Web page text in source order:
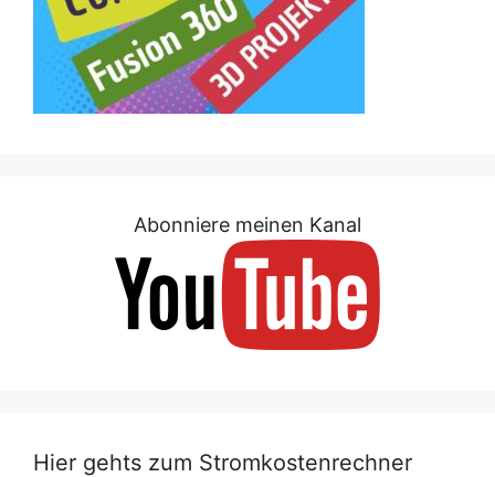
Abonniere meinen Kanal
Hier gehts zum Stromkostenrechner